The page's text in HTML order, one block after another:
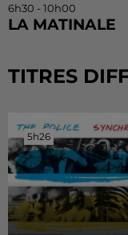
6h30 - 10h00
LA MATINALE
TITRES
5h26
5h26